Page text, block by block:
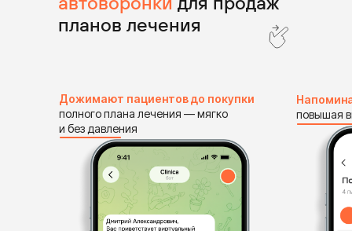
планов лечения
Дожимают пациентов до покупки
полного плана лечения — мягко
и без давления
повышая